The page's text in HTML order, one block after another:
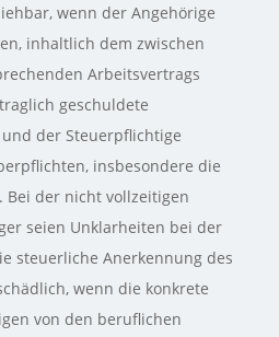
wenn der Angehörige
inhaltlich dem zwischen
Arbeitsvertrags
geschuldete
der Steuerpflichtige
insbesondere die
der nicht vollzeitigen
seien Unklarheiten bei der
steuerliche Anerkennung des
wenn die konkrete
von den beruflichen